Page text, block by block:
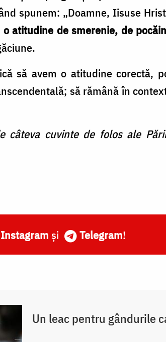
spunem: „Doamne, Iisuse
o atitudine de smerenie, de
să avem o atitudine corectă,
să rămână în
câteva cuvinte de folos ale
Instagram și Telegram!
Un leac pentru gândurile